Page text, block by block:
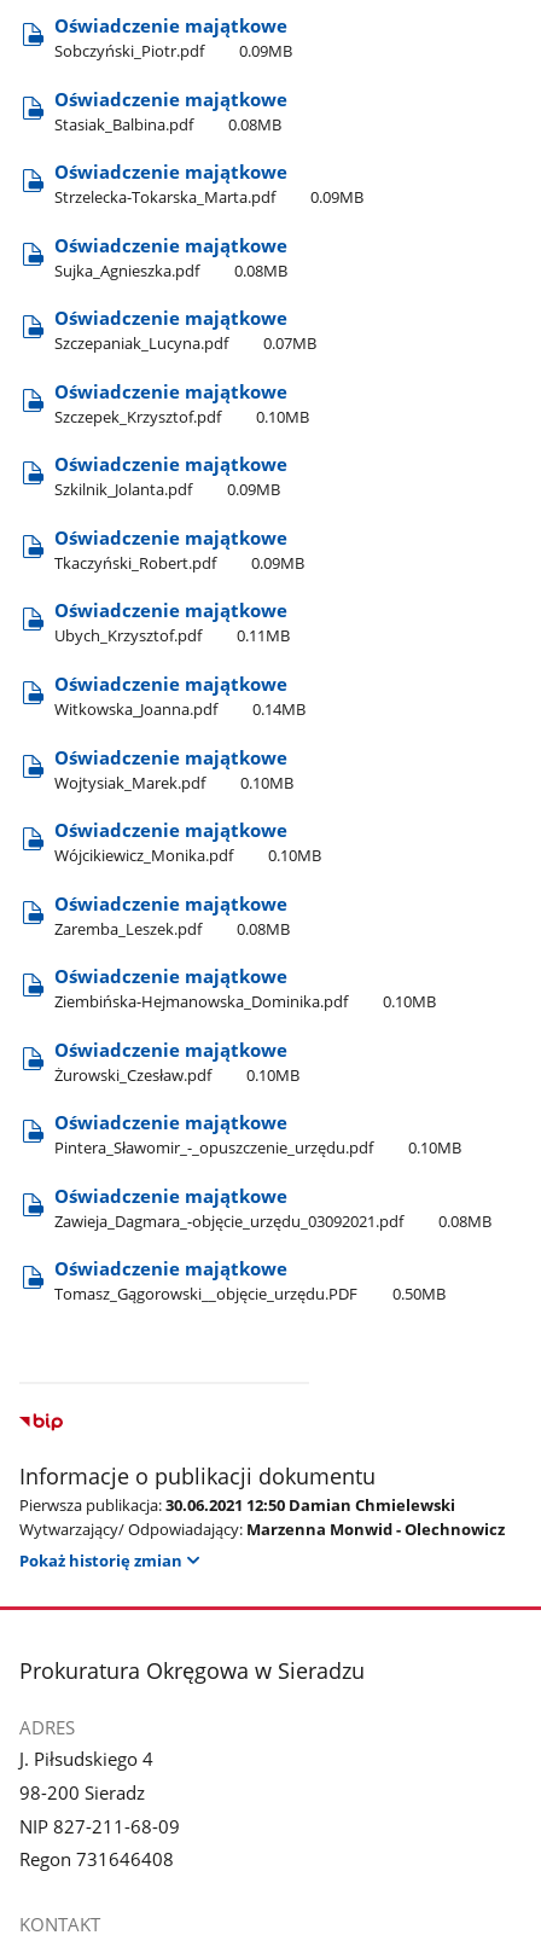
Oświadczenie majątkowe
Sobczyński​_Piotr.pdf 0.09MB
Oświadczenie majątkowe
Stasiak​_Balbina.pdf 0.08MB
Oświadczenie majątkowe
Strzelecka-Tokarska​_Marta.pdf 0.09MB
Oświadczenie majątkowe
Sujka​_Agnieszka.pdf 0.08MB
Oświadczenie majątkowe
Szczepaniak​_Lucyna.pdf 0.07MB
Oświadczenie majątkowe
Szczepek​_Krzysztof.pdf 0.10MB
Oświadczenie majątkowe
Szkilnik​_Jolanta.pdf 0.09MB
Oświadczenie majątkowe
Tkaczyński​_Robert.pdf 0.09MB
Oświadczenie majątkowe
Ubych​_Krzysztof.pdf 0.11MB
Oświadczenie majątkowe
Witkowska​_Joanna.pdf 0.14MB
Oświadczenie majątkowe
Wojtysiak​_Marek.pdf 0.10MB
Oświadczenie majątkowe
Wójcikiewicz​_Monika.pdf 0.10MB
Oświadczenie majątkowe
Zaremba​_Leszek.pdf 0.08MB
Oświadczenie majątkowe
Ziembińska-Hejmanowska​_Dominika.pdf 0.10MB
Oświadczenie majątkowe
Żurowski​_Czesław.pdf 0.10MB
Oświadczenie majątkowe
Pintera​_Sławomir​_-​_opuszczenie​_urzędu.pdf 0.10MB
Oświadczenie majątkowe
Zawieja​_Dagmara​_-objęcie​_urzędu​_03092021.pdf 0.08MB
Oświadczenie majątkowe
Tomasz​_Gągorowski​_​_objęcie​_urzędu.PDF 0.50MB
Informacje o publikacji dokumentu
Pierwsza publikacja:30.06.2021 12:50 Damian Chmielewski
Wytwarzający/ Odpowiadający: Marzenna Monwid - Olechnowicz
Pokaż historię zmian
stopka
Prokuratura Okręgowa w Sieradzu
ADRES
J. Piłsudskiego 4
98-200 Sieradz
NIP 827-211-68-09
Regon 731646408
KONTAKT